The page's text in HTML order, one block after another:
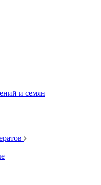
и семян